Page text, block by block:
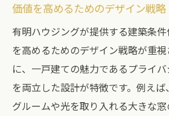
価値を高めるためのデザイン戦略
有明ハウジングが提供する建築条
を高めるためのデザイン戦略が重
に、一戸建ての魅力であるプライ
を両立した設計が特徴です。例え
グルームや光を取り入れる大きな